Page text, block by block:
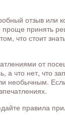
отзыв или
принять
что стоит
от
а что нет, что
необычным.
правила